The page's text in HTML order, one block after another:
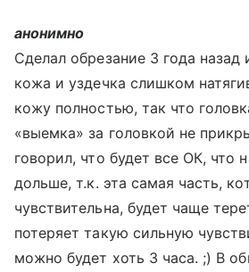
анонимно
Сделал обрезание 3 года назад
кожа и уздечка слишком
кожу полностью, так что
«выемка» за головкой не
говорил, что будет все ОК, что
дольше, т.к. эта самая часть,
чувствительна, будет чаще
потеряет такую сильную
можно будет хоть 3 часа. ;) В